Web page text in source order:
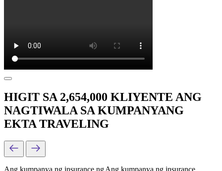
HIGIT SA 2,654,000 KLIYENTE ANG
NAGTIWALA SA KUMPANYANG
EKTA TRAVELING
Ang kumpanya ng insurance ngAng kumpanya ng insurance